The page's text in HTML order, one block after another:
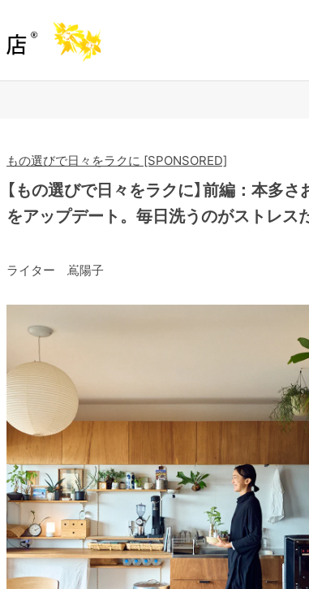
もの選びで日々をラクに [SPONSORED]
【もの選びで日々をラクに】前編：本多
をアップデート。毎日洗うのがストレス
ライター 嶌陽子